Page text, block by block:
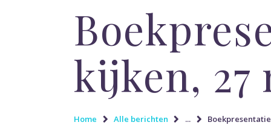
kijken, 27
Home Alle berichten ...